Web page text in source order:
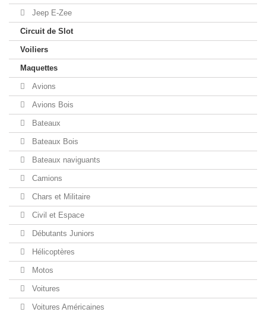
Jeep E-Zee
Circuit de Slot
Voiliers
Maquettes
Avions
Avions Bois
Bateaux
Bateaux Bois
Bateaux naviguants
Camions
Chars et Militaire
Civil et Espace
Débutants Juniors
Hélicoptères
Motos
Voitures
Voitures Américaines